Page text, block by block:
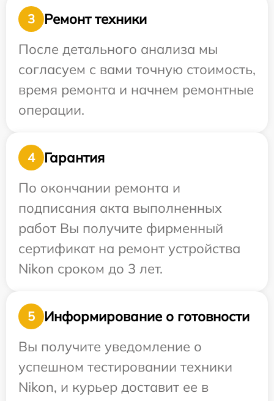
3
Ремонт техники
После детального анализа мы
согласуем с вами точную стоимость,
время ремонта и начнем ремонтные
операции.
4
Гарантия
По окончании ремонта и
подписания акта выполненных
работ Вы получите фирменный
сертификат на ремонт устройства
Nikon сроком до 3 лет.
5
Информирование о готовности
Вы получите уведомление о
успешном тестировании техники
Nikon, и курьер доставит ее в